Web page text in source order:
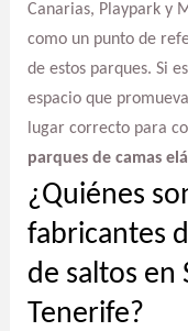
Canarias, Playpark y
como un punto de
de estos parques. Si
espacio que
lugar correcto para
parques de camas
¿Quiénes
fabricantes
de saltos en
Tenerife?